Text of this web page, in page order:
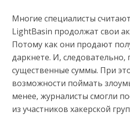
Многие специалисты
LightBasin продолжат свои
Потому как они продают
даркнете. И, следовательно,
существенные суммы. При
возможности поймать
менее, журналисты смогли
из участников хакерской